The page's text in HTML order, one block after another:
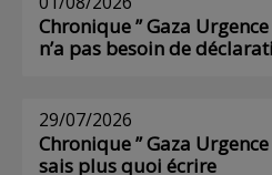
Chronique ” Gaza
n’a pas besoin de
29/07/2026
Chronique ” Gaza
sais plus quoi écrire